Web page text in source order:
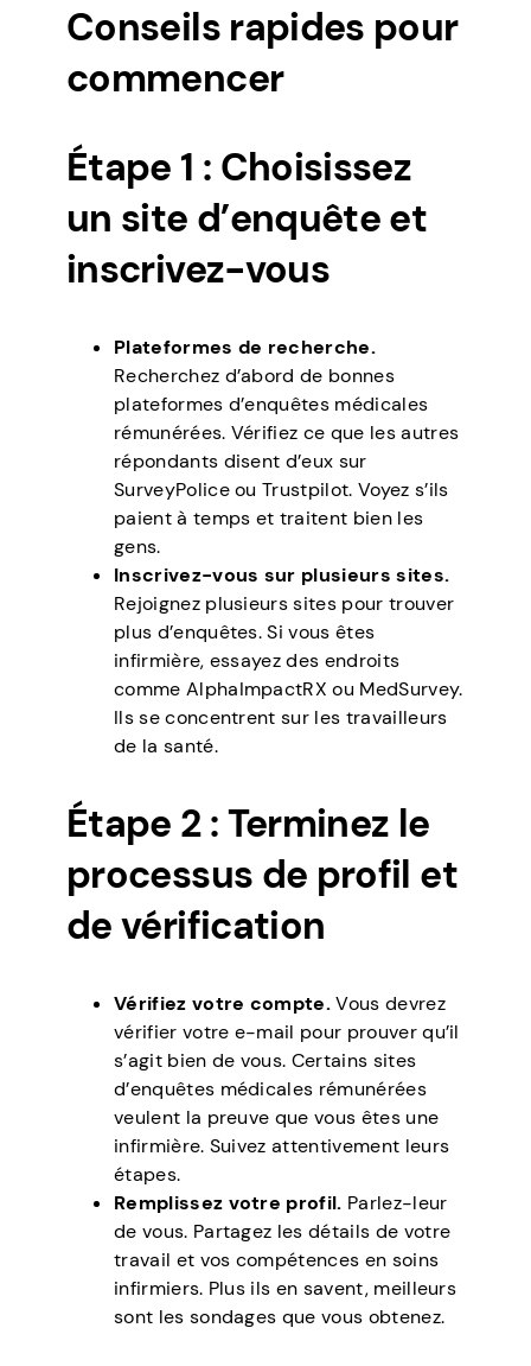
Conseils rapides pour
commencer
Étape 1 : Choisissez
un site d’enquête et
inscrivez-vous
Plateformes de recherche.
Recherchez d’abord de bonnes
plateformes d’enquêtes médicales
rémunérées. Vérifiez ce que les autres
répondants disent d’eux sur
SurveyPolice ou Trustpilot. Voyez s’ils
paient à temps et traitent bien les
gens.
Inscrivez-vous sur plusieurs sites.
Rejoignez plusieurs sites pour trouver
plus d’enquêtes. Si vous êtes
infirmière, essayez des endroits
comme AlphaImpactRX ou MedSurvey.
Ils se concentrent sur les travailleurs
de la santé.
Étape 2 : Terminez le
processus de profil et
de vérification
Vérifiez votre compte.Vous devrez
vérifier votre e-mail pour prouver qu’il
s’agit bien de vous. Certains sites
d’enquêtes médicales rémunérées
veulent la preuve que vous êtes une
infirmière. Suivez attentivement leurs
étapes.
Remplissez votre profil. Parlez-leur
de vous. Partagez les détails de votre
travail et vos compétences en soins
infirmiers. Plus ils en savent, meilleurs
sont les sondages que vous obtenez.